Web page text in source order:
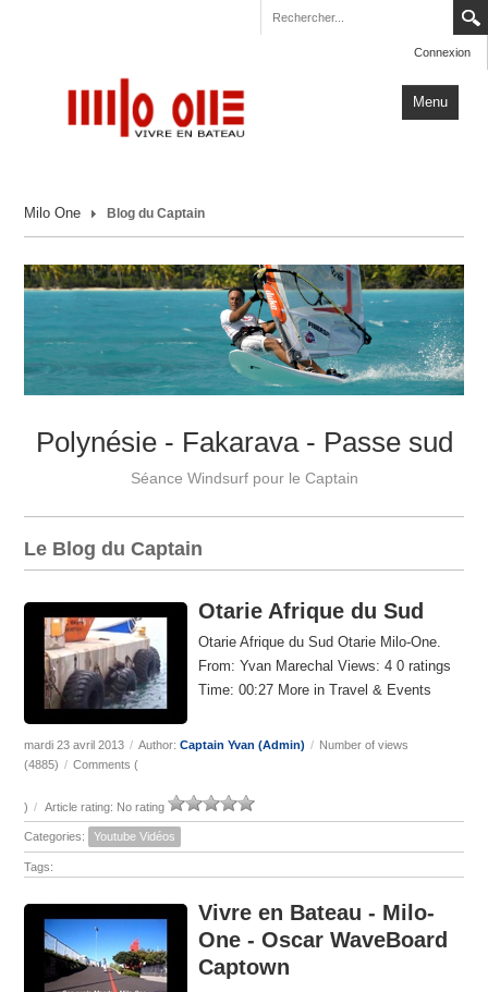
Connexion
Menu
Carnets de Voyage
Actualités
Plus
Milo One Blog du Captain
Polynésie - Fakarava - Passe sud
Séance Windsurf pour le Captain
Le Blog du Captain
Otarie Afrique du Sud
Otarie Afrique du Sud Otarie Milo-One.
From: Yvan Marechal Views: 4 0 ratings
Time: 00:27 More in Travel & Events
mardi 23 avril 2013 / Author:Captain Yvan (Admin) / Number of views
(4885) / Comments (
) / Article rating: No rating
Categories: Youtube Vidéos
Tags:
Vivre en Bateau - Milo-
One - Oscar WaveBoard
Captown